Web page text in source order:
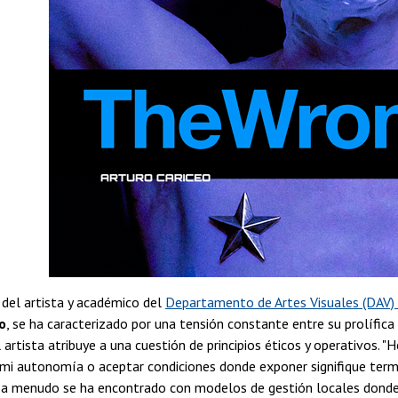
artista y académico del Departamento de Artes Visuales
, se ha caracterizado por una tensión constante entre su
artista atribuye a una cuestión de principios éticos y operativos.
autonomía o aceptar condiciones donde exponer signifique
a menudo se ha encontrado con modelos de gestión locales